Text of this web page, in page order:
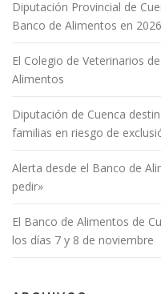
Diputación Provincial de
Banco de Alimentos en 2026
El Colegio de Veterinarios
Alimentos
Diputación de Cuenca
familias en riesgo de
Alerta desde el Banco de
pedir»
El Banco de Alimentos de
los días 7 y 8 de noviembre